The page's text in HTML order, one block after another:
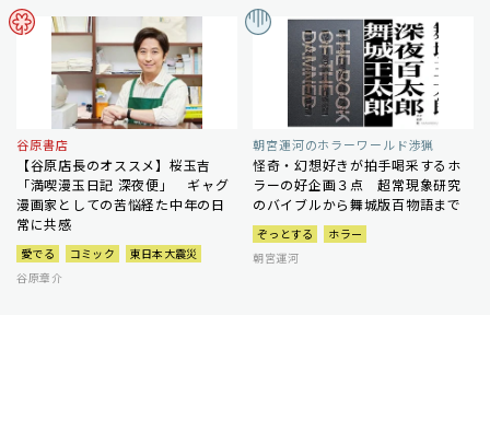
谷原書店
【谷原店長のオススメ】桜玉吉
「満喫漫玉日記 深夜便」 ギャグ
漫画家としての苦悩経た中年の日
常に共感
愛でる コミック
東日本大震災
谷原章介
朝宮運河のホラーワールド渉猟
怪奇・幻想好きが拍手喝采するホ
ラーの好企画３点 超常現象研究
のバイブルから舞城版百物語まで
ぞっとする
ホラー
朝宮運河